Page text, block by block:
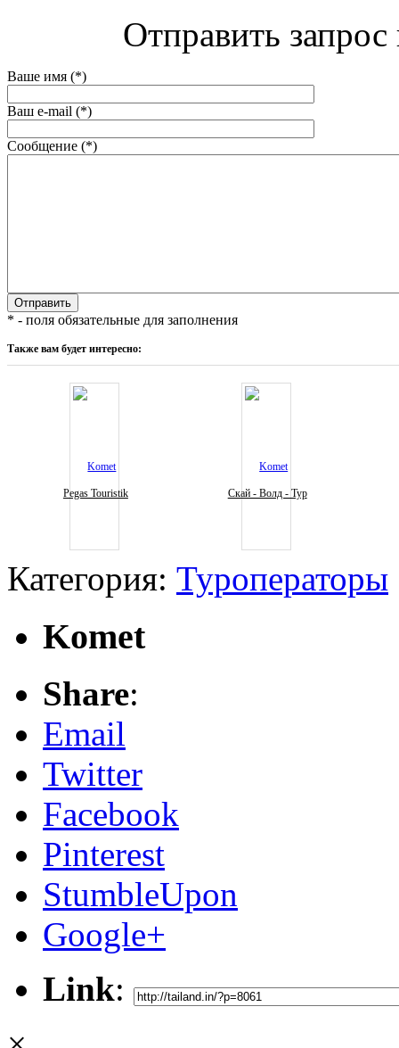
Отправить
Ваше имя (*)
Ваш e-mail (*)
Сообщение (*)
* - поля обязательные для заполнения
Также вам будет интересно:
Pegas Touristik Скай - Волд - Тур
Категория: Туроператоры
Komet
Share:
Email
Twitter
Facebook
Pinterest
StumbleUpon
Google+
Link: